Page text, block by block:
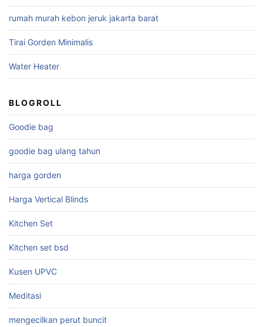
rumah murah kebon jeruk jakarta barat
Tirai Gorden Minimalis
Water Heater
BLOGROLL
Goodie bag
goodie bag ulang tahun
harga gorden
Harga Vertical Blinds
Kitchen Set
Kitchen set bsd
Kusen UPVC
Meditasi
mengecilkan perut buncit